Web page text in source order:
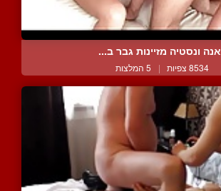
אנה ונסטיה מזיינות גבר ב...
8534 צפיות | 5 המלצות